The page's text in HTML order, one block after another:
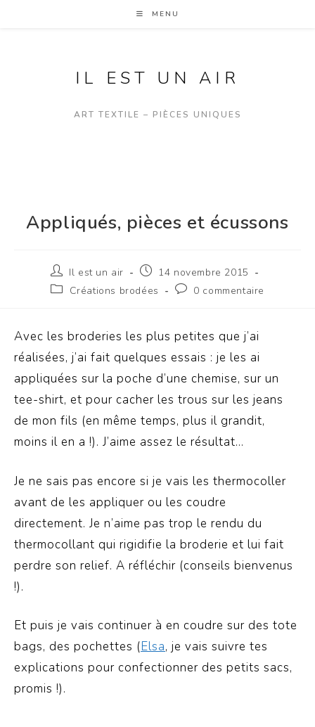
MENU
IL EST UN AIR
ART TEXTILE – PIÈCES UNIQUES
Appliqués, pièces et écussons
Il est un air
14 novembre 2015
Créations brodées
0 commentaire
Avec les broderies les plus petites que j’ai
réalisées, j’ai fait quelques essais : je les ai
appliquées sur la poche d’une chemise, sur un
tee-shirt, et pour cacher les trous sur les jeans
de mon fils (en même temps, plus il grandit,
moins il en a !). J’aime assez le résultat…
Je ne sais pas encore si je vais les thermocoller
avant de les appliquer ou les coudre
directement. Je n’aime pas trop le rendu du
thermocollant qui rigidifie la broderie et lui fait
perdre son relief. A réfléchir (conseils bienvenus
!).
Et puis je vais continuer à en coudre sur des tote
bags, des pochettes (Elsa, je vais suivre tes
explications pour confectionner des petits sacs,
promis !).